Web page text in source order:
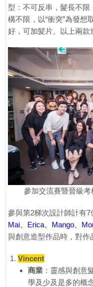
型：不可反串，髮長不
構不限，以“衝突”為發想
好，可加髪片。以上兩款
參加交流賽暨晉級
參與第2梯次設計師計有7
Mai、Erica、Mango、
與創意造型作品時，對作
Vincent
商業 ：靈感與創意
學及少及是多的概